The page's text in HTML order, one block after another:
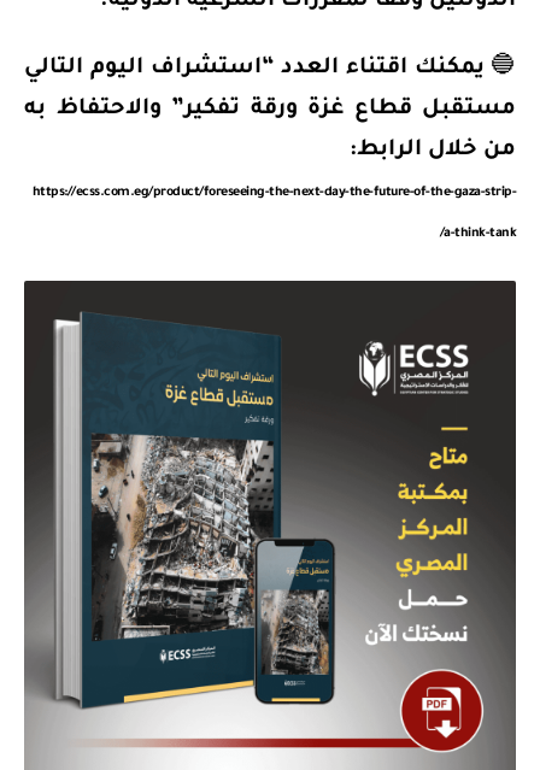
🔵يمكنك اقتناء العدد “استشراف اليوم التالي
مستقبل قطاع غزة ورقة تفكير” والاحتفاظ به
من خلال الرابط:
https://ecss.com.eg/product/foreseeing-the-next-day-the-future-of-the-gaza-strip-
a-think-tank/